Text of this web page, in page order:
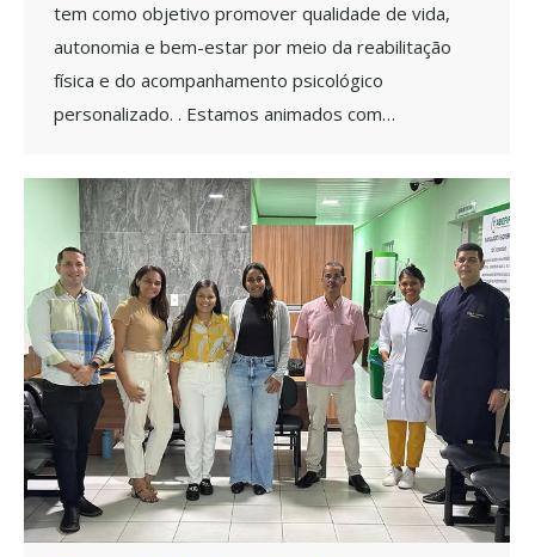
tem como objetivo promover qualidade de vida,
autonomia e bem-estar por meio da reabilitação
física e do acompanhamento psicológico
personalizado. . Estamos animados com…